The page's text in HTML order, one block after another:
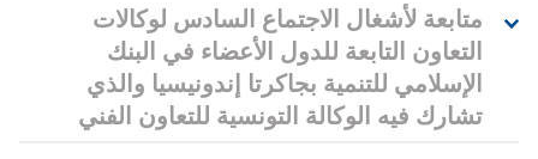
متابعة لأشغال الاجتماع السادس لوكالات
التعاون التابعة للدول الأعضاء في البنك
الإسلامي للتنمية بجاكرتا إندونيسيا والذي
تشارك فيه الوكالة التونسية للتعاون الفني